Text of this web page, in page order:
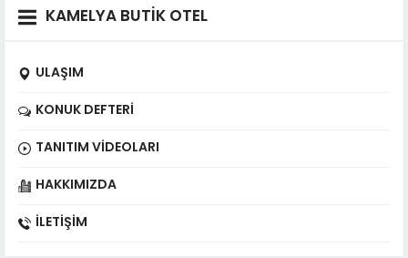
KAMELYA BUTİK OTEL
ULAŞIM
KONUK DEFTERI
TANITIM VIDEOLARI
HAKKIMIZDA
İLETIŞIM